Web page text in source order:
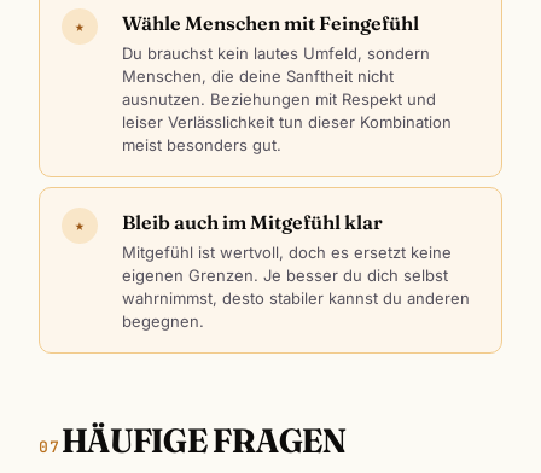
★ Wähle Menschen mit Feingefühl
Du brauchst kein lautes Umfeld, sondern
Menschen, die deine Sanftheit nicht
ausnutzen. Beziehungen mit Respekt und
leiser Verlässlichkeit tun dieser Kombination
meist besonders gut.
★ Bleib auch im Mitgefühl klar
Mitgefühl ist wertvoll, doch es ersetzt keine
eigenen Grenzen. Je besser du dich selbst
wahrnimmst, desto stabiler kannst du anderen
begegnen.
HÄUFIGE FRAGEN